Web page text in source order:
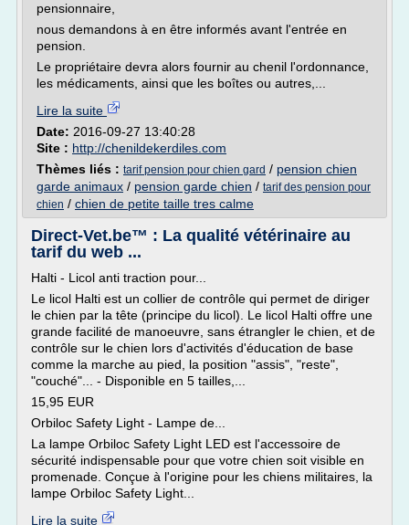
pensionnaire,
nous demandons à en être informés avant l'entrée en
pension.
Le propriétaire devra alors fournir au chenil l'ordonnance,
les médicaments, ainsi que les boîtes ou autres,...
Lire la suite
Date: 2016-09-27 13:40:28
Site : http://chenildekerdiles.com
Thèmes liés : tarif pension pour chien gard / pension chien
garde animaux / pension garde chien / tarif des pension pour
chien / chien de petite taille tres calme
Direct-Vet.be™ : La qualité vétérinaire au
tarif du web ...
Halti - Licol anti traction pour...
Le licol Halti est un collier de contrôle qui permet de diriger
le chien par la tête (principe du licol). Le licol Halti offre une
grande facilité de manoeuvre, sans étrangler le chien, et de
contrôle sur le chien lors d'activités d'éducation de base
comme la marche au pied, la position "assis", "reste",
"couché"... - Disponible en 5 tailles,...
15,95 EUR
Orbiloc Safety Light - Lampe de...
La lampe Orbiloc Safety Light LED est l'accessoire de
sécurité indispensable pour que votre chien soit visible en
promenade. Conçue à l'origine pour les chiens militaires, la
lampe Orbiloc Safety Light...
Lire la suite